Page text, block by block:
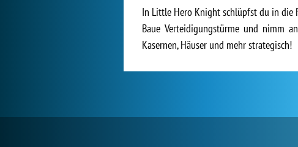
In Little Hero Knight schlüpfst du in die
Baue Verteidigungstürme und nimm
Kasernen, Häuser und mehr strategisch!